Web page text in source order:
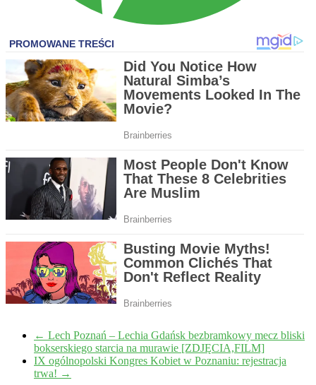
← Lech Poznań – Lechia Gdańsk bezbramkowy mecz bliski
bokserskiego starcia na murawie [ZDJĘCIA,FILM]
IX ogólnopolski Kongres Kobiet w Poznaniu: rejestracja
trwa! →